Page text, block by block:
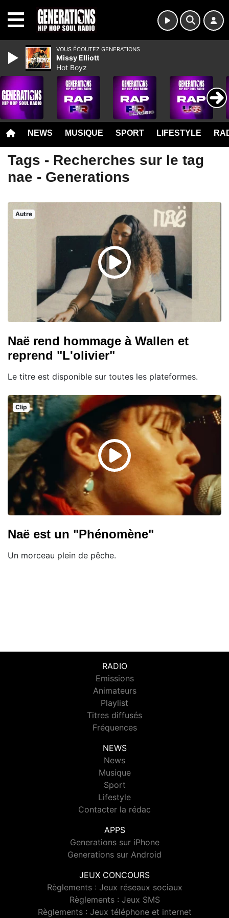
NEWS MUSIQUE SPORT LIFESTYLE
Tags - Recherches sur le tag
nae - Generations
Autre
Naë rend hommage à Wallen et
reprend "L'olivier"
Le titre est disponible sur toutes les plateformes.
Clip
Naë est un "Phénomène"
Un morceau plein de pêche.
RADIO
Emissions
Animateurs
Playlist
Titres diffusés
Fréquences
NEWS
News
Musique
Sport
Lifestyle
Contacter la rédac
APPS
Generations sur iPhone
Generations sur Android
JEUX CONCOURS
Règlements : Jeux réseaux sociaux
Règlements : Jeux SMS
Règlements : Jeux téléphone et internet
VOUS ÉCOUTEZ GENERATIONS
Missy Elliott
Hot Boyz